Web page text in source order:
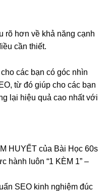
rõ hơn về khả năng cạnh
cần thiết.
các bạn có góc nhìn
từ đó giúp cho các bạn
lại hiệu quả cao nhất với
HUYẾT của Bài Học 60s
hành luôn “1 KÈM 1” –
SEO kinh nghiệm đúc